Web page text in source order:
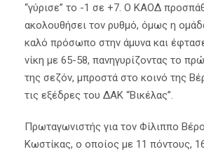
“γύρισε” το -1 σε +7. Ο ΚΑΟΔ
ακολουθήσει τον ρυθμό, όμως η
καλό πρόσωπο στην άμυνα και
νίκη με 65-58, πανηγυρίζοντας το
της σεζόν, μπροστά στο κοινό της
τις εξέδρες του ΔΑΚ “Βικέλας”.
Πρωταγωνιστής για τον Φίλιππο
Κωστίκας, ο οποίος με 11 πόντους,